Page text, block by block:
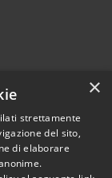
2026 • Comune di
×
strettamente
del sito,
di elaborare